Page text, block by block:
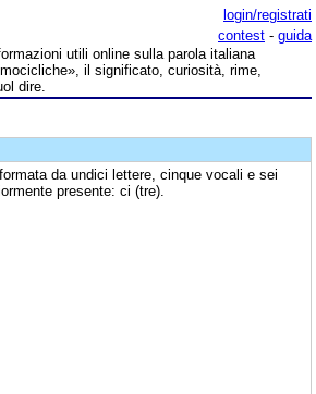
login/registrati
contest - guida
utili online sulla parola italiana
il significato, curiosità, rime,
dire.
da undici lettere, cinque vocali e sei
presente: ci (tre).